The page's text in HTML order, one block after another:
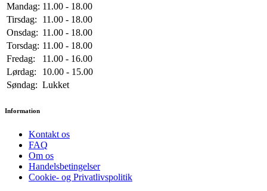
Mandag: 11.00 - 18.00
Tirsdag:
11.00 - 18.00
Onsdag: 11.00 - 18.00
Torsdag: 11.00 - 18.00
Fredag:
11.00 - 16.00
Lørdag:
10.00 - 15.00
Søndag: Lukket
Information
Kontakt os
FAQ
Om os
Handelsbetingelser
Cookie- og Privatlivspolitik